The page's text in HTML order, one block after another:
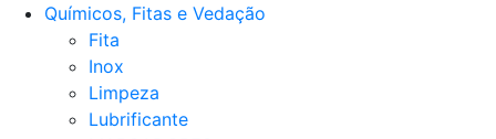
Químicos, Fitas e Vedação
Fita
Inox
Limpeza
Lubrificante